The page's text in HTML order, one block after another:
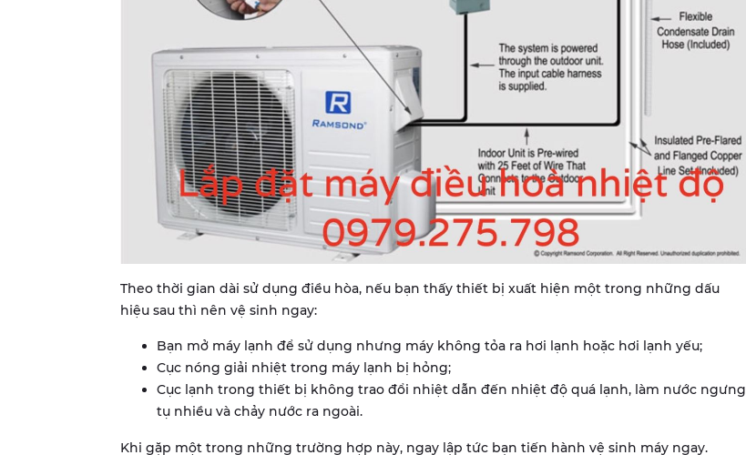
Theo thời gian dài sử dụng điều hòa, nếu bạn thấy thiết bị xuất hiện một trong những dấu
hiệu sau thì nên vệ sinh ngay:
Bạn mở máy lạnh để sử dụng nhưng máy không tỏa ra hơi lạnh hoặc hơi lạnh yếu;
Cục nóng giải nhiệt trong máy lạnh bị hỏng;
Cục lạnh trong thiết bị không trao đổi nhiệt dẫn đến nhiệt độ quá lạnh, làm nước ngưng
tụ nhiều và chảy nước ra ngoài.
Khi gặp một trong những trường hợp này, ngay lập tức bạn tiến hành vệ sinh máy ngay.